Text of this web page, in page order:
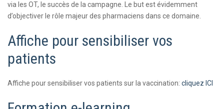
via les OT, le succès de la campagne. Le but est évidemment
d’objectiver le rôle majeur des pharmaciens dans ce domaine.
Affiche pour sensibiliser vos
patients
Affiche pour sensibiliser vos patients sur la vaccination: cliquez ICI